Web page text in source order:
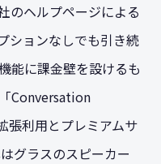
のヘルプページによる
ションなしでも引き続
能に課金壁を設けるも
Conversation
張利用とプレミアムサ
グラスのスピーカー